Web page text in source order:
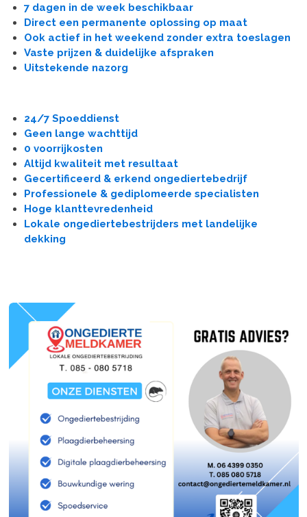
7 dagen in de week beschikbaar
Direct een permanente oplossing op maat
Ook actief in het weekend zonder extra toeslagen
Vaste prijzen & duidelijke afspraken
Uitstekende nazorg
24/7 Spoeddienst
Geen lange wachttijd
0 voorrijkosten
Altijd kwaliteit met resultaat
Gecertificeerd & erkend ongediertebedrijf
Professionele & gediplomeerde specialisten
Hoge klanttevredenheid
Lokale ongediertebestrijders met landelijke
dekking